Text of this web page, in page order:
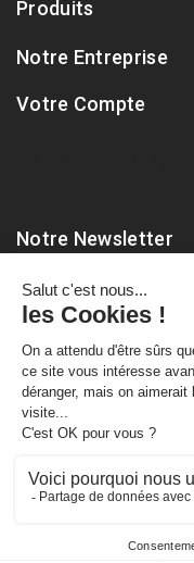
Produits
Notre Entreprise
Votre Compte
Notre Newsletter
Abonnez-vous à notre
des nouveautés et